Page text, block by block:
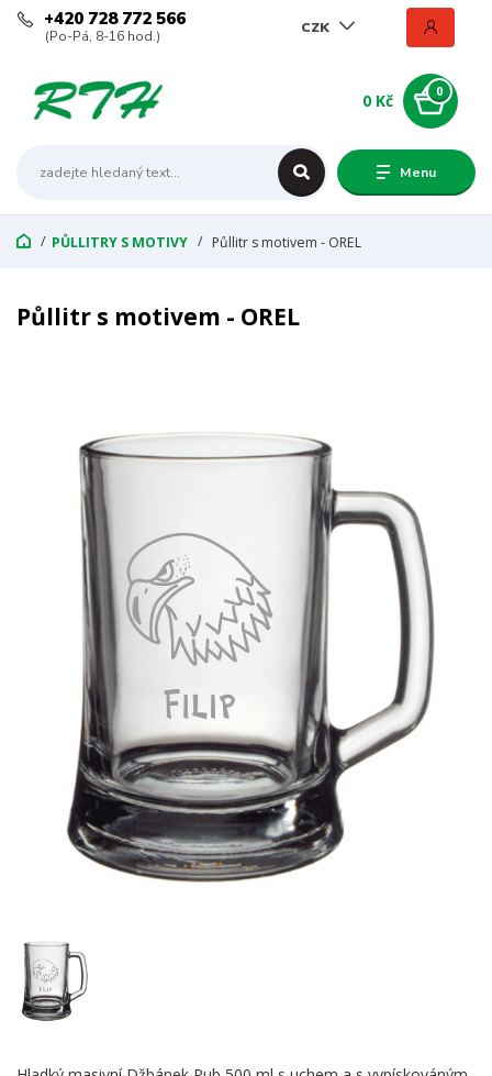
Menu
CZK
+420 728 772 566
(Po-Pá, 8-16 hod.)
0
0 Kč
PŮLLITRY S MOTIVY Půllitr s motivem - OREL
Půllitr s motivem - OREL